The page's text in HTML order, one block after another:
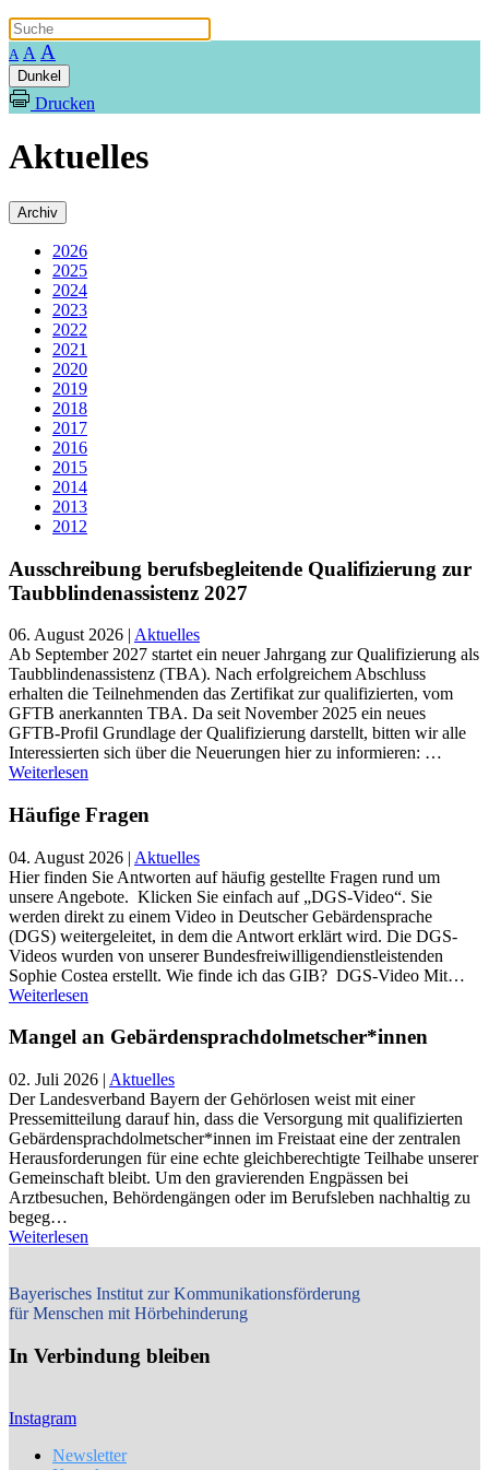
A A A
Dunkel
Drucken
Aktuelles
Archiv
2026
2025
2024
2023
2022
2021
2020
2019
2018
2017
2016
2015
2014
2013
2012
Ausschreibung berufsbegleitende Qualifizierung zur
Taubblindenassistenz 2027
06. August 2026 | Aktuelles
Ab September 2027 startet ein neuer Jahrgang zur Qualifizierung als
Taubblindenassistenz (TBA). Nach erfolgreichem Abschluss
erhalten die Teilnehmenden das Zertifikat zur qualifizierten, vom
GFTB anerkannten TBA. Da seit November 2025 ein neues
GFTB-Profil Grundlage der Qualifizierung darstellt, bitten wir alle
Interessierten sich über die Neuerungen hier zu informieren: …
Weiterlesen
Häufige Fragen
04. August 2026 | Aktuelles
Hier finden Sie Antworten auf häufig gestellte Fragen rund um
unsere Angebote. Klicken Sie einfach auf „DGS-Video“. Sie
werden direkt zu einem Video in Deutscher Gebärdensprache
(DGS) weitergeleitet, in dem die Antwort erklärt wird. Die DGS-
Videos wurden von unserer Bundesfreiwilligendienstleistenden
Sophie Costea erstellt. Wie finde ich das GIB? DGS-Video Mit…
Weiterlesen
Mangel an Gebärdensprachdolmetscher*innen
02. Juli 2026 | Aktuelles
Der Landesverband Bayern der Gehörlosen weist mit einer
Pressemitteilung darauf hin, dass die Versorgung mit qualifizierten
Gebärdensprachdolmetscher*innen im Freistaat eine der zentralen
Herausforderungen für eine echte gleichberechtigte Teilhabe unserer
Gemeinschaft bleibt. Um den gravierenden Engpässen bei
Arztbesuchen, Behördengängen oder im Berufsleben nachhaltig zu
begeg…
Weiterlesen
Bayerisches Institut zur Kommunikationsförderung
für Menschen mit Hörbehinderung
In Verbindung bleiben
Instagram
Newsletter